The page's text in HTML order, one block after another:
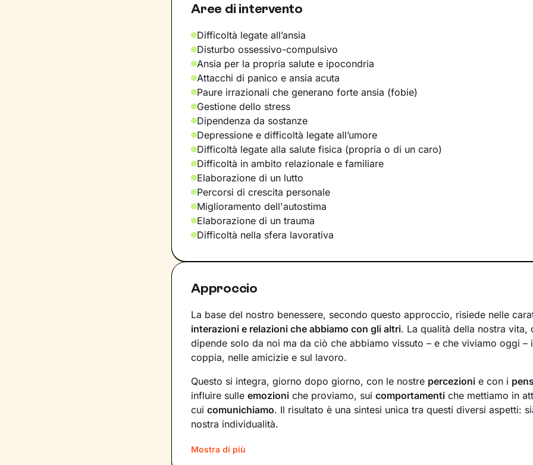
Aree di intervento
Difficoltà legate all’ansia
Disturbo ossessivo-compulsivo
Ansia per la propria salute e ipocondria
Attacchi di panico e ansia acuta
Paure irrazionali che generano forte ansia (fobie)
Gestione dello stress
Dipendenza da sostanze
Depressione e difficoltà legate all’umore
Difficoltà legate alla salute fisica (propria o di un caro)
Difficoltà in ambito relazionale e familiare
Elaborazione di un lutto
Percorsi di crescita personale
Miglioramento dell'autostima
Elaborazione di un trauma
Difficoltà nella sfera lavorativa
Approccio
La base del nostro benessere, secondo questo approccio, risiede nelle
interazioni e relazioni che abbiamo con gli altri. La qualità della nostra vita,
dipende solo da noi ma da ciò che abbiamo vissuto – e che viviamo oggi –
coppia, nelle amicizie e sul lavoro.
Questo si integra, giorno dopo giorno, con le nostre percezioni e con i
influire sulle emozioni che proviamo, sui comportamenti che mettiamo in
cui comunichiamo. Il risultato è una sintesi unica tra questi diversi aspetti:
nostra individualità.
Sulponte che si crea tra il mondo interno e quello esterno
Mostra di più